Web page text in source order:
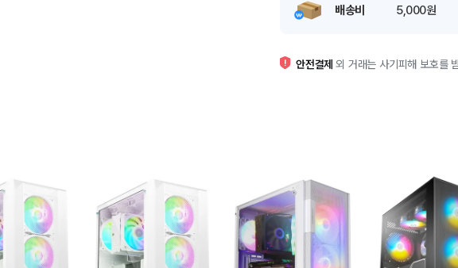
배송비 5,000원
안전결제 외 거래는 사기피해 보호를